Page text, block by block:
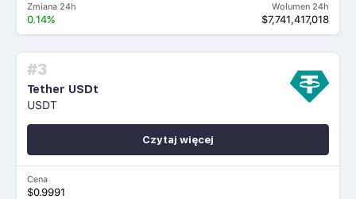
Zmiana 24h
0.14%
Wolumen 24h
$7,741,417,018
#3
Tether USDt
USDT
Cena
$0.9991
Czytaj więcej